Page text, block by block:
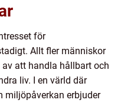
för
Allt fler människor
att handla hållbart och
liv. I en värld där
miljöpåverkan erbjuder